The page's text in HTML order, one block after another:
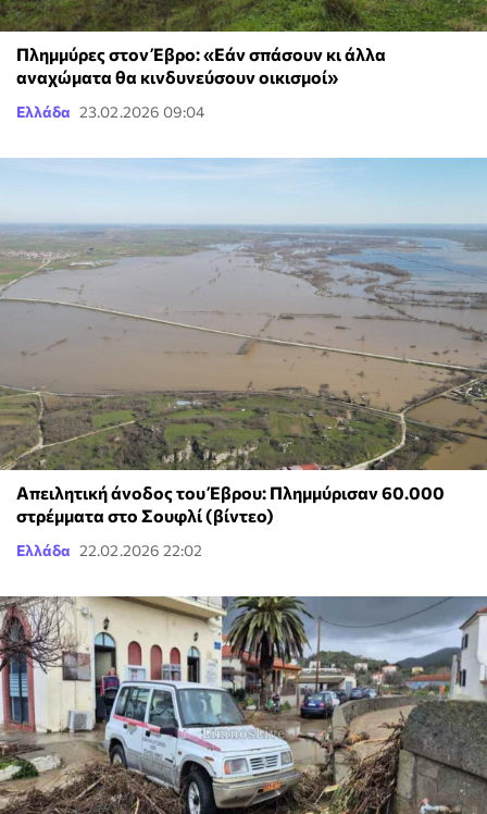
Πλημμύρες στον Έβρο: «Εάν σπάσουν κι άλλα
αναχώματα θα κινδυνεύσουν οικισμοί»
Ελλάδα 23.02.2026 09:04
Απειλητική άνοδος του Έβρου: Πλημμύρισαν 60.000
στρέμματα στο Σουφλί (βίντεο)
Ελλάδα 22.02.2026 22:02